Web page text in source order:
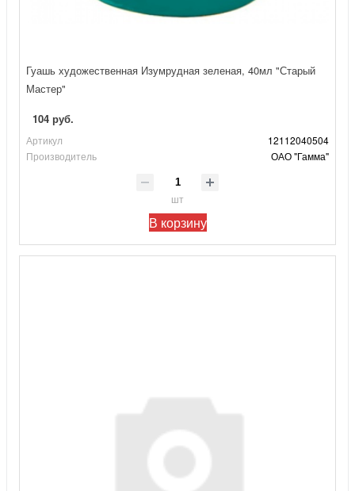
Гуашь художественная Изумрудная зеленая, 40мл "Старый
Мастер"
104 руб.
Артикул
12112040504
Производитель
ОАО "Гамма"
шт
В корзину